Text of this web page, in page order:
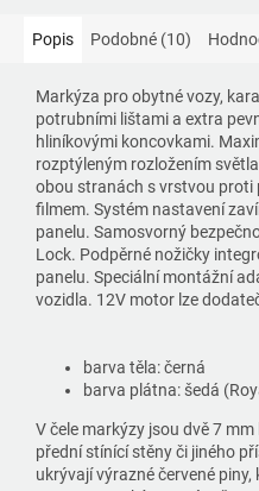
Popis Podobné (10)
Markýza pro obytné vozy,
potrubními lištami a extra
hliníkovými koncovkami.
rozptýleným rozložením
obou stranách s vrstvou
filmem. Systém nastavení
panelu. Samosvorný
Lock. Podpěrné nožičky
panelu. Speciální montážní
vozidla. 12V motor lze
barva těla: černá
barva plátna: šedá
V čele markýzy jsou dvě 7
přední stínící stěny či jiného
ukrývají výrazné červené